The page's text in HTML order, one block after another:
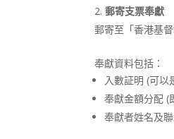
郵寄支票奉獻
郵寄至「香港基
奉獻資料包括：
入數証明 (可以
奉獻金額分配 (
奉獻者姓名及